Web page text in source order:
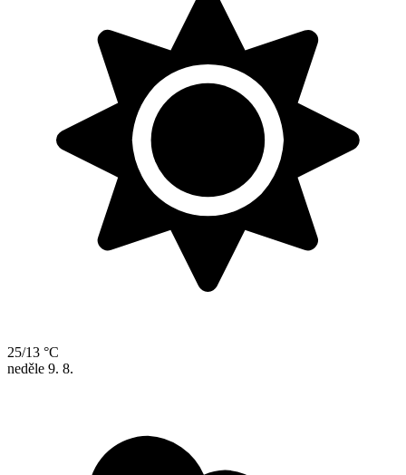
25/13 °C
neděle 9. 8.